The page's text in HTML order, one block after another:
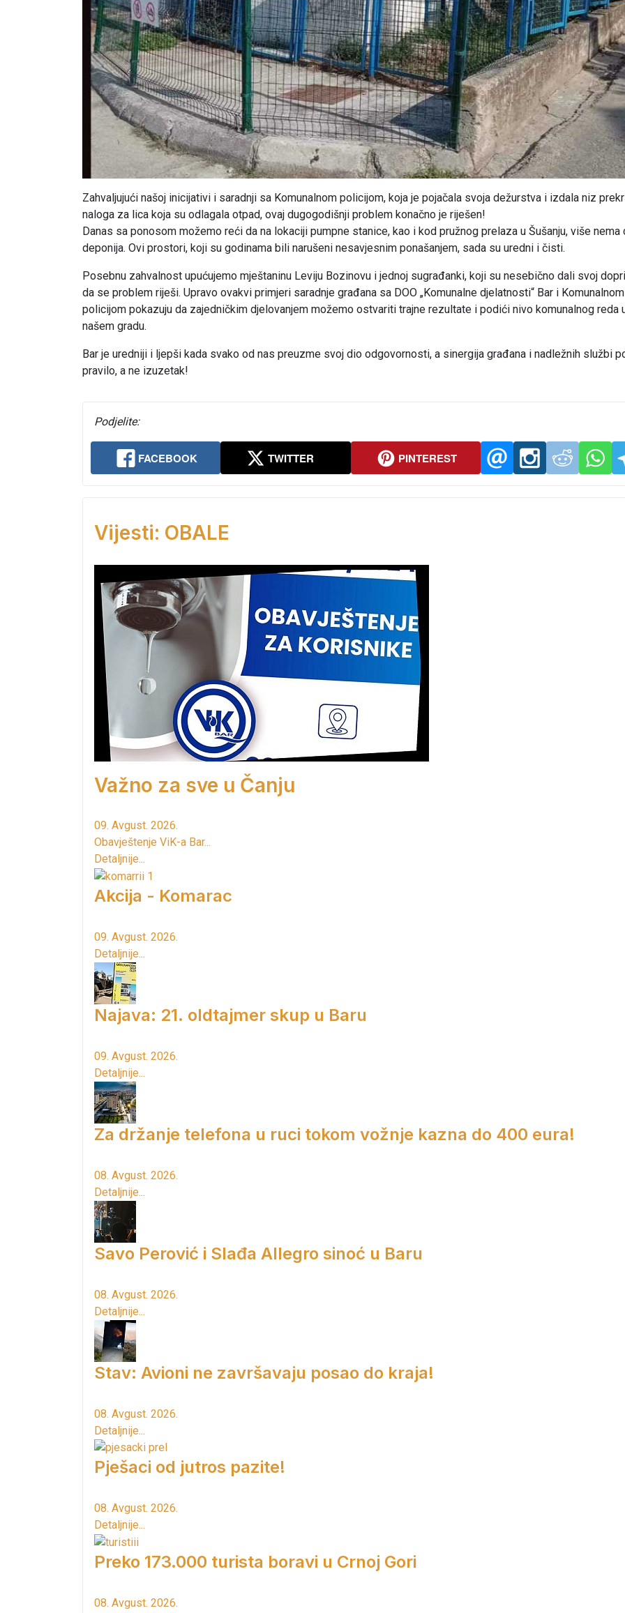
Zahvaljujući našoj inicijativi i saradnji sa Komunalnom policijom, koja je pojačala svoja dežurstva i izdala niz
naloga za lica koja su odlagala otpad, ovaj dugogodišnji problem konačno je riješen!
Danas sa ponosom možemo reći da na lokaciji pumpne stanice, kao i kod pružnog prelaza u Šušanju, više nema
deponija. Ovi prostori, koji su godinama bili narušeni nesavjesnim ponašanjem, sada su uredni i čisti.
Posebnu zahvalnost upućujemo mještaninu Leviju Bozinovu i jednoj sugrađanki, koji su nesebično dali svoj
da se problem riješi. Upravo ovakvi primjeri saradnje građana sa DOO „Komunalne djelatnosti“ Bar i Komunalnom
policijom pokazuju da zajedničkim djelovanjem možemo ostvariti trajne rezultate i podići nivo komunalnog reda
našem gradu.
Bar je uredniji i ljepši kada svako od nas preuzme svoj dio odgovornosti, a sinergija građana i nadležnih službi
pravilo, a ne izuzetak!
Podjelite:
FACEBOOK TWITTER PINTEREST
Vijesti: OBALE
Važno za sve u Čanju
09. Avgust. 2026.
Obavještenje ViK-a Bar...
Detaljnije...
Akcija - Komarac
09. Avgust. 2026.
Detaljnije...
Najava: 21. oldtajmer skup u Baru
09. Avgust. 2026.
Detaljnije...
Za držanje telefona u ruci tokom vožnje kazna do 400 eura!
08. Avgust. 2026.
Detaljnije...
Savo Perović i Slađa Allegro sinoć u Baru
08. Avgust. 2026.
Detaljnije...
Stav: Avioni ne završavaju posao do kraja!
08. Avgust. 2026.
Detaljnije...
Pješaci od jutros pazite!
08. Avgust. 2026.
Detaljnije...
Preko 173.000 turista boravi u Crnoj Gori
08. Avgust. 2026.